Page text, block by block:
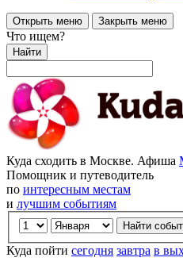
Открыть меню Закрыть меню
Что ищем?
Найти
Куда сходить в Москве. Афиша
Помощник и путеводитель
по интересным местам
и лучшим событиям
Куда пойти сегодня завтра в